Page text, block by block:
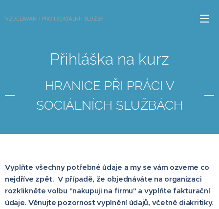
VZDĚLÁVÁNÍ | PRO | SOCIÁLNÍ | SLUŽBY
Přihláška na kurz
HRANICE PŘI PRÁCI V
SOCIÁLNÍCH SLUŽBÁCH
Vyplňte všechny potřebné údaje a my se vám ozveme co
nejdříve zpět. V případě, že objednáváte na organizaci
rozklikněte volbu "nakupuji na firmu" a vyplňte fakturační
údaje. Věnujte pozornost vyplnění údajů, včetně diakritiky.